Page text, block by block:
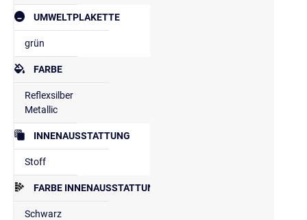
UMWELTPLAKETTE
grün
FARBE
Reflexsilber
Metallic
INNENAUSSTATTUNG
Stoff
FARBE INNENAUSSTATTUNG
Schwarz